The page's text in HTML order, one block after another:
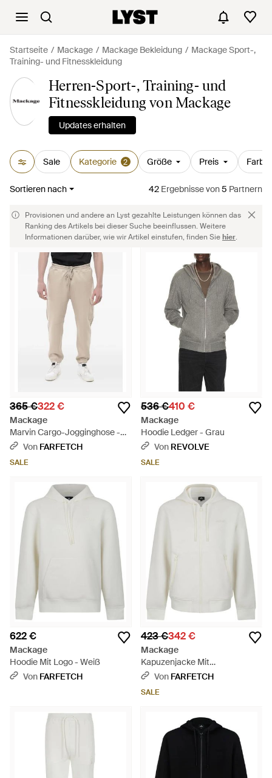
Startseite Mackage Mackage Bekleidung
Mackage Sport-,
Training- und Fitnesskleidung
Herren-Sport-, Training- und
Fitnesskleidung von Mackage
Updates erhalten
Sale Kategorie 2 Größe Preis Farbe
Sortieren nach 42 Ergebnissevon5 Partnern
Provisionen und andere an Lyst gezahlte Leistungen können das
Ranking des Artikels bei dieser Suche beeinflussen. Weitere
Informationen darüber, wie wir Artikel einstufen, finden Siehier.
365 €322 €
Mackage
Marvin Cargo-Jogginghose -
Natur
Von FARFETCH
SALE
536 €410 €
Mackage
Hoodie Ledger - Grau
Von REVOLVE
SALE
622 €
Mackage
Hoodie Mit Logo - Weiß
Von FARFETCH
423 €342 €
Mackage
Kapuzenjacke Mit
Reißverschluss - Weiß
Von FARFETCH
SALE